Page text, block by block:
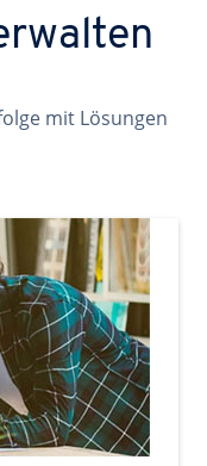
mit Lösungen